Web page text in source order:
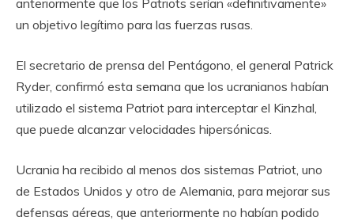
anteriormente que los Patriots serían «definitivamente»
un objetivo legítimo para las fuerzas rusas.
El secretario de prensa del Pentágono, el general Patrick
Ryder, confirmó esta semana que los ucranianos habían
utilizado el sistema Patriot para interceptar el Kinzhal,
que puede alcanzar velocidades hipersónicas.
Ucrania ha recibido al menos dos sistemas Patriot, uno
de Estados Unidos y otro de Alemania, para mejorar sus
defensas aéreas, que anteriormente no habían podido